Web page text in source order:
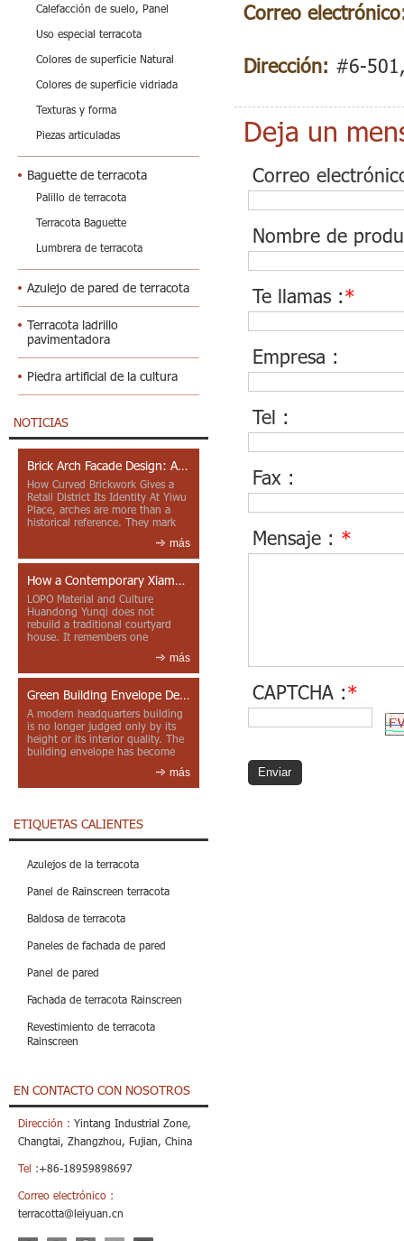
Calefacción de suelo, Panel
Uso especial terracota
Colores de superficie Natural
Colores de superficie vidriada
Texturas y forma
Piezas articuladas
Baguette de terracota
Palillo de terracota
Terracota Baguette
Lumbrera de terracota
Azulejo de pared de terracota
Terracota ladrillo
pavimentadora
Piedra artificial de la cultura
NOTICIAS
Brick Arch Facade Design: A Closer Look at Yiwu Place
How Curved Brickwork Gives a
Retail District Its Identity At Yiwu
Place, arches are more than a
historical reference. They mark
más
How a Contemporary Xiamen Project Reframes Minnan Red Brick
LOPO Material and Culture
Huandong Yunqi does not
rebuild a traditional courtyard
house. It remembers one
más
Green Building Envelope Design: Clay Sunscreen Fins for Modern Headquarters Architecture
A modern headquarters building
is no longer judged only by its
height or its interior quality. The
building envelope has become
más
ETIQUETAS CALIENTES
Azulejos de la terracota
Panel de Rainscreen terracota
Baldosa de terracota
Paneles de fachada de pared
Panel de pared
Fachada de terracota Rainscreen
Revestimiento de terracota
Rainscreen
EN CONTACTO CON NOSOTROS
Dirección : Yintang Industrial Zone,
Changtai, Zhangzhou, Fujian, China
Tel :+86-18959898697
Correo electrónico :
terracotta@leiyuan.cn
Correo
Dirección: #6-
Deja un
Correo
Nombre de
Te llamas :*
Empresa :
Tel :
Fax :
Mensaje : *
CAPTCHA :*